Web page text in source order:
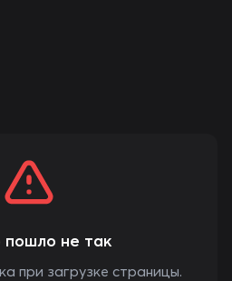
пошло не так
при загрузке страницы.